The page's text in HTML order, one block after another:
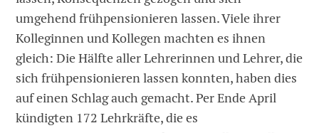
umgehend frühpensionieren lassen. Viele ihrer
Kolleginnen und Kollegen machten es ihnen
gleich: Die Hälfte aller Lehrerinnen und Lehrer, die
sich frühpensionieren lassen konnten, haben dies
auf einen Schlag auch gemacht. Per Ende April
kündigten 172 Lehrkräfte, die es